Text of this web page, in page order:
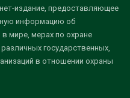
издание, предоставляющее
информацию об
в мире, мерах по охране
государственных,
в отношении охраны